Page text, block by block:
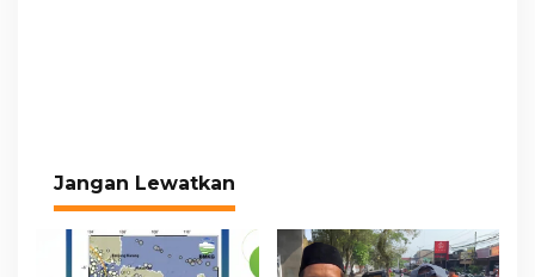
Jangan Lewatkan